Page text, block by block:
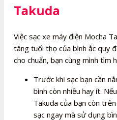
Takuda
Việc sạc xe máy điện Mocha
tăng tuổi thọ của bình ắc quy
cho chuẩn, bạn cùng mình tìm
Trước khi sạc bạn cần
bình còn nhiều hay ít.
Takuda của bạn còn
sạc ngay mà sử dụng